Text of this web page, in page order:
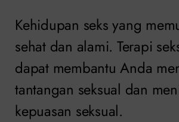
Kehidupan seks yang
sehat dan alami. Terapi
dapat membantu Anda
tantangan seksual dan
kepuasan seksual.